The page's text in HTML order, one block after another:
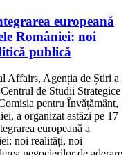
europeană
României: noi
publică
Affairs, Agenția de Știri a
de Studii Strategice
pentru Învățământ,
a organizat astăzi pe 17
europeană a
noi realități, noi